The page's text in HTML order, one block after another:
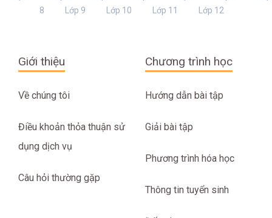
8
Lớp 9 Lớp 10 Lớp 11 Lớp 12
Giới thiệu
Về chúng tôi
Điều khoản thỏa thuận sử
dụng dịch vụ
Câu hỏi thường gặp
Chương trình học
Hướng dẫn bài tập
Giải bài tập
Phương trình hóa học
Thông tin tuyển sinh